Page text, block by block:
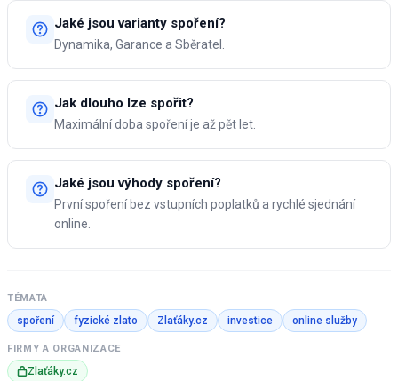
Jaké jsou varianty spoření?
Dynamika, Garance a Sběratel.
Jak dlouho lze spořit?
Maximální doba spoření je až pět let.
Jaké jsou výhody spoření?
První spoření bez vstupních poplatků a rychlé sjednání
online.
TÉMATA
spoření fyzické zlato Zlaťáky.cz investice online služby
FIRMY A ORGANIZACE
Zlaťáky.cz